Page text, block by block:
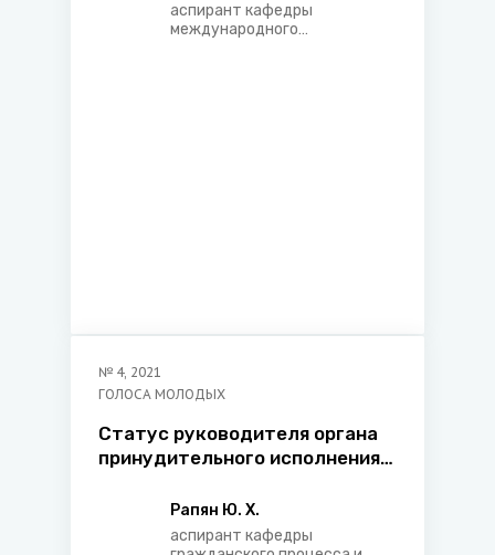
аспирант кафедры
международного
№ 4, 2021
ГОЛОСА МОЛОДЫХ
Статус руководителя органа
принудительного исполнения
постановления, действия
(бездействие) судебного
Рапян Ю. Х.
аспирант кафедры